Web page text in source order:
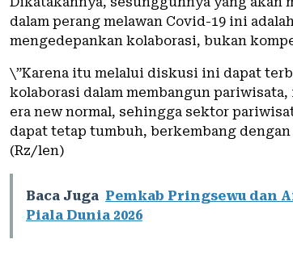
dalam perang melawan Covid-19 ini
mengedepankan kolaborasi, bukan
\”Karena itu melalui diskusi ini dapat
kolaborasi dalam membangun
era new normal, sehingga sektor
dapat tetap tumbuh, berkembang
(Rz/len)
Baca Juga Pemkab Pringsewu dan
Piala Dunia 2026